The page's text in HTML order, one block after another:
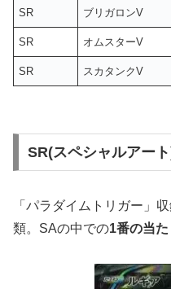
SR ブリガロンV
SR オムスターV
SR スカタンクV
SR(スペシャルアー
「パラダイムトリガー」
類。SAの中での1番の当た